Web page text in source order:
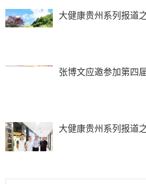
大健康贵州系列报道
张博文应邀参加第四
大健康贵州系列报道